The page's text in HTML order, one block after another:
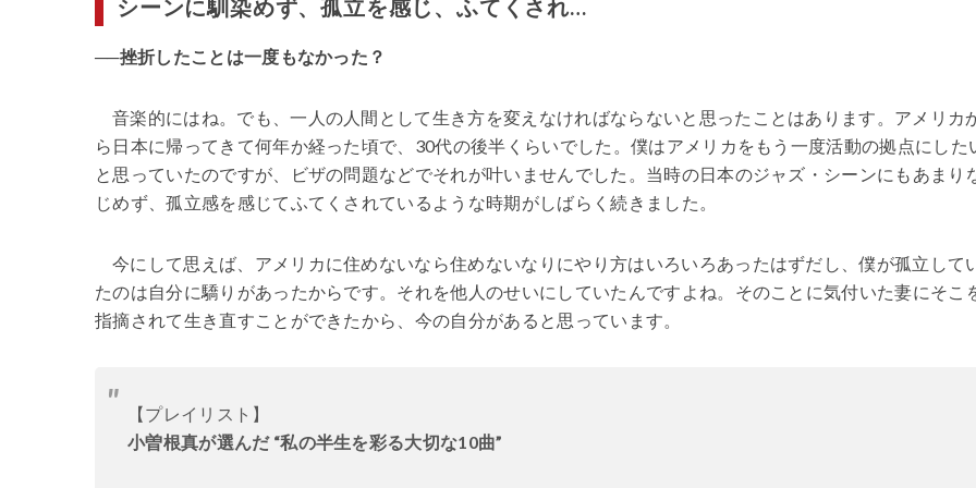
シーンに馴染めず、孤立を感じ、ふてくされ…
──挫折したことは一度もなかった？
音楽的にはね。でも、一人の人間として生き方を変えなければならないと思ったことはあります。アメリカ
ら日本に帰ってきて何年か経った頃で、30代の後半くらいでした。僕はアメリカをもう一度活動の拠点にした
と思っていたのですが、ビザの問題などでそれが叶いませんでした。当時の日本のジャズ・シーンにもあまり
じめず、孤立感を感じてふてくされているような時期がしばらく続きました。
今にして思えば、アメリカに住めないなら住めないなりにやり方はいろいろあったはずだし、僕が孤立して
たのは自分に驕りがあったからです。それを他人のせいにしていたんですよね。そのことに気付いた妻にそこ
指摘されて生き直すことができたから、今の自分があると思っています。
【プレイリスト】
小曽根真が選んだ “私の半生を彩る大切な10曲”